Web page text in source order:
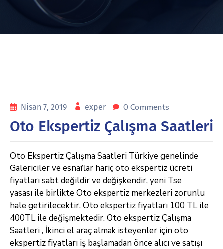
Nisan 7, 2019 exper 0 Comments
Oto Ekspertiz Çalışma Saatleri
Oto Ekspertiz Çalışma Saatleri Türkiye genelinde
Galericiler ve esnaflar hariç oto ekspertiz ücreti
fiyatları sabt değildir ve değişkendir, yeni Tse
yasası ile birlikte Oto ekspertiz merkezleri zorunlu
hale getirilecektir. Oto ekspertiz fiyatları 100 TL ile
400TL ile değişmektedir. Oto ekspertiz Çalışma
Saatleri , İkinci el araç almak isteyenler için oto
ekspertiz fiyatları iş başlamadan önce alıcı ve satışı